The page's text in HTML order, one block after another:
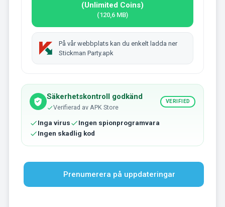
(Unlimited Coins)
(120,6 MB)
På vår webbplats kan du enkelt ladda ner
Stickman Party.apk
Säkerhetskontroll godkänd
Verifierad av APK Store
VERIFIED
Inga virus
Ingen spionprogramvara
Ingen skadlig kod
Prenumerera på uppdateringar